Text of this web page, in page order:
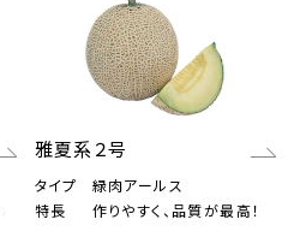
雅夏系２号
タイプ
緑肉アールス
特長
作りやすく、品質が最高！